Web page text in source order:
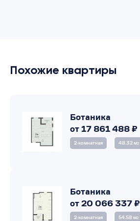
Похожие квартиры
Ботаника
от 17 861 488 ₽
2‑комнатная 48.32 м2
Ботаника
от 20 066 337 ₽
2‑комнатная 54.58 м2